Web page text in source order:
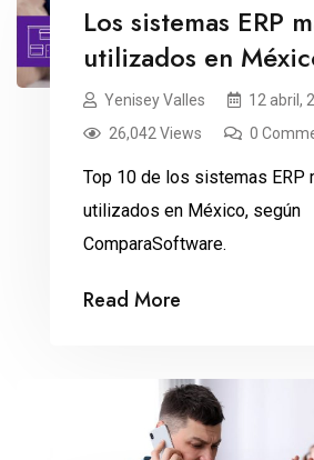
Los sistemas ERP
utilizados en
Yenisey Valles
12 abril,
26,042 Views
0
Top 10 de los sistemas ERP
utilizados en México, según
ComparaSoftware.
Read More